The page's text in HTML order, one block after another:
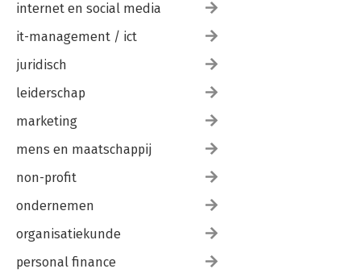
internet en social media
it-management / ict
juridisch
leiderschap
marketing
mens en maatschappij
non-profit
ondernemen
organisatiekunde
personal finance